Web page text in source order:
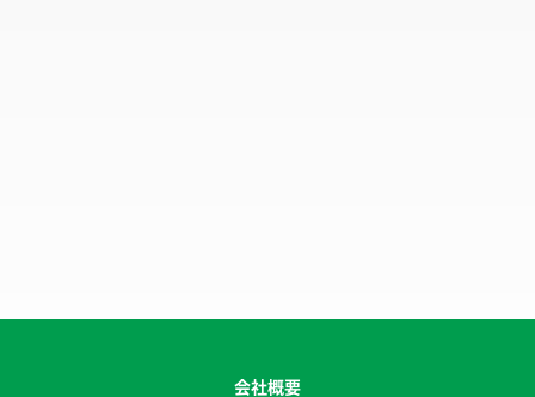
会社概要